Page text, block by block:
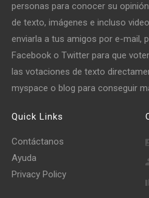
personas para conocer su
de texto, imágenes e incluso
enviarla a tus amigos por e-mail,
Facebook o Twitter para que
las votaciones de texto
myspace o blog para conseguir
Quick Links
Contáctanos
Ayuda
Privacy Policy